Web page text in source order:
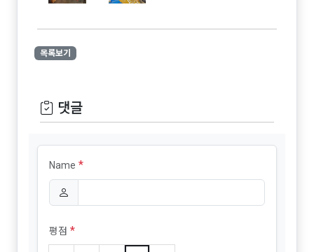
목록보기
댓글
Name *
평점 *